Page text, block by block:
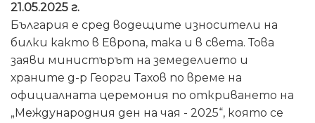
21.05.2025 г.
България е сред водещите износители на
билки както в Европа, така и в света. Това
заяви министърът на земеделието и
храните д-р Георги Тахов по време на
официалната церемония по откриването на
„Международния ден на чая - 2025“, която се